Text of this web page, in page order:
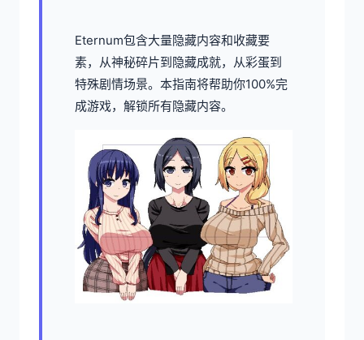
Eternum包含大量隐藏内容和收藏要
素，从神秘碎片到隐藏成就，从彩蛋到
特殊剧情场景。本指南将帮助你100%完
成游戏，解锁所有隐藏内容。